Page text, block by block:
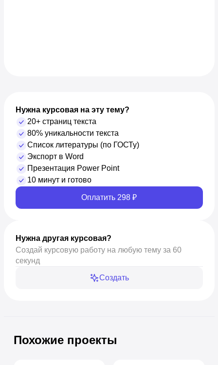
Нужна курсовая на эту тему?
20+ страниц текста
80% уникальности текста
Список литературы (по ГОСТу)
Экспорт в Word
Презентация Power Point
10 минут и готово
Оплатить 298 ₽
Нужна другая курсовая?
Создай курсовую работу на любую тему за 60
секунд
Создать
Похожие проекты